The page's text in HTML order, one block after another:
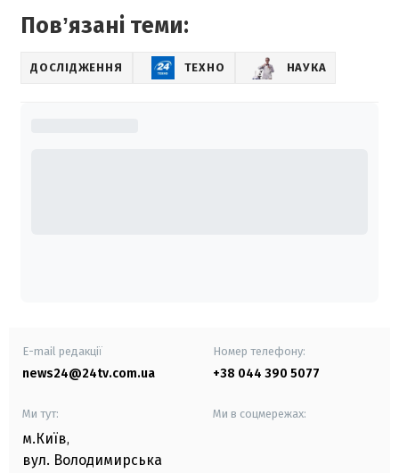
Повʼязані теми:
ДОСЛІДЖЕННЯ ТЕХНО НАУКА
E-mail редакції
news24@24tv.com.ua
Номер телефону:
+38 044 390 5077
Ми тут:
м.Київ,
вул. Володимирська
Ми в соцмережах: